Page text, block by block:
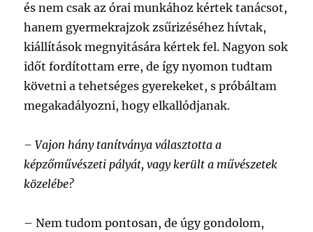
és nem csak az órai munkához kértek tanácsot,
hanem gyermekrajzok zsűrizéséhez hívtak,
kiállítások megnyitására kértek fel. Nagyon sok
időt fordítottam erre, de így nyomon tudtam
követni a tehetséges gyerekeket, s próbáltam
megakadályozni, hogy elkallódjanak.
– Vajon hány tanítványa választotta a
képzőművészeti pályát, vagy került a művészetek
közelébe?
– Nem tudom pontosan, de úgy gondolom,